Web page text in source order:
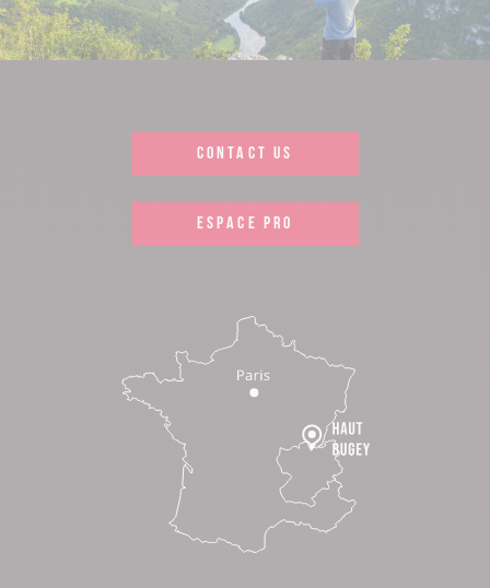
CONTACT US
ESPACE PRO